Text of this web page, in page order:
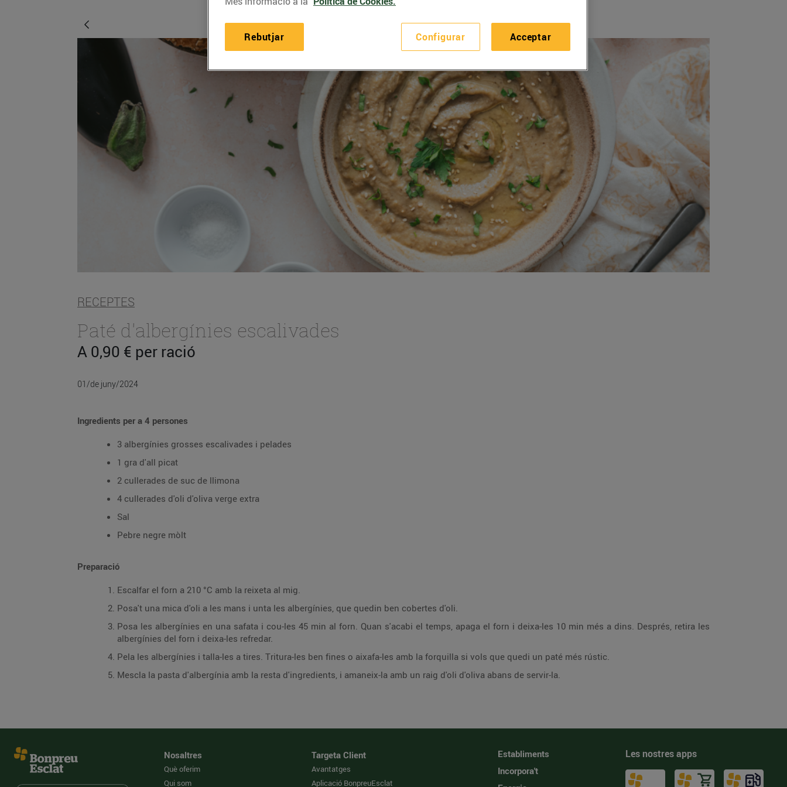
RECEPTES
Paté d'albergínies escalivades
A 0,90 € per ració
01/de juny/2024
Ingredients per a 4 persones
3 albergínies grosses escalivades i pelades
1 gra d'all picat
2 cullerades de suc de llimona
4 cullerades d'oli d'oliva verge extra
Sal
Pebre negre mòlt
Preparació
Escalfar el forn a 210 °C amb la reixeta al mig.
Posa't una mica d'oli a les mans i unta les albergínies, que quedin ben cobertes d'oli.
Posa les albergínies en una safata i cou-les 45 min al forn. Quan s'acabi el temps, apaga el forn i deixa-les 10 min més a dins. Després, retira les
albergínies del forn i deixa-les refredar.
Pela les albergínies i talla-les a tires. Tritura-les ben fines o aixafa-les amb la forquilla si vols que quedi un paté més rústic.
Mescla la pasta d'albergínia amb la resta d'ingredients, i amaneix-la amb un raig d'oli d'oliva abans de servir-la.
Nosaltres
Què oferim
Qui som
Targeta Client
Avantatges
Aplicació BonpreuEsclat
Establiments
Incorpora't
Les nostres apps
Configurar
Rebutjar Acceptar